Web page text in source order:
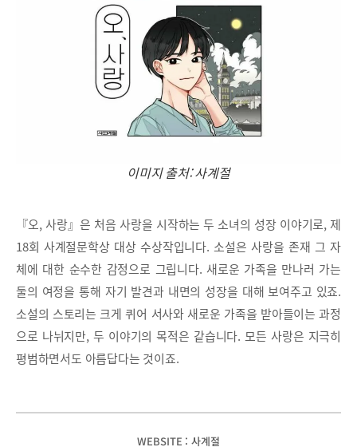
이미지 출처: 사계절
『오, 사랑』은 처음 사랑을 시작하는 두 소녀의 성장 이야기로, 제
18회 사계절문학상 대상 수상작입니다. 소설은 사랑을 존재 그 자
체에 대한 순수한 감정으로 그립니다. 새로운 가족을 만나러 가는
둘의 여정을 통해 자기 발견과 내면의 성장을 대해 보여주고 있죠.
소설의 스토리는 크게 퀴어 서사와 새로운 가족을 받아들이는 과정
으로 나뉘지만, 두 이야기의 목적은 같습니다. 모든 사랑은 지극히
평범하면서도 아름답다는 것이죠.
WEBSITE : 사계절